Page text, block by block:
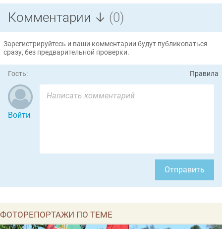
Комментарии ↓ (0)
Зарегистрируйтесь и ваши комментарии будут публиковаться
сразу, без предварительной проверки.
Гость: Правила
Войти
Отправить
ФОТОРЕПОРТАЖИ ПО ТЕМЕ